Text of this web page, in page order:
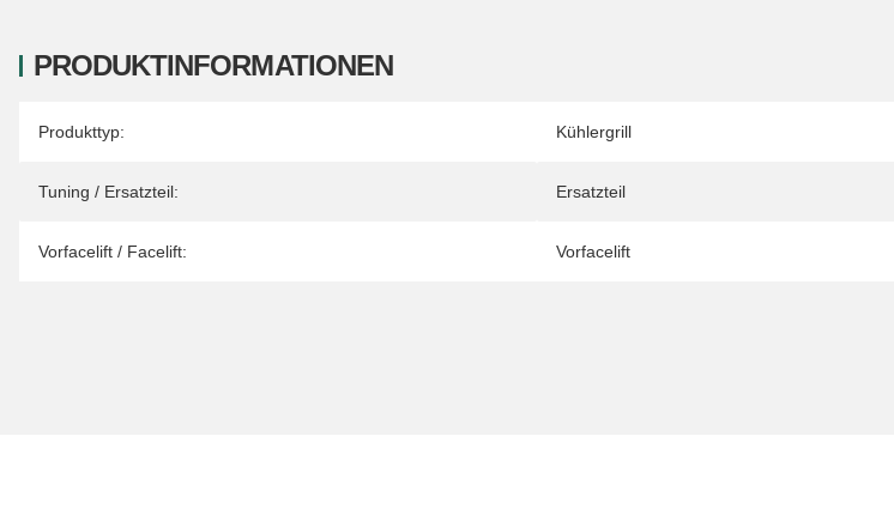
PRODUKTINFORMATIONEN
Produkteigenschaft
Wert
Produkttyp: Kühlergrill
Tuning / Ersatzteil: Ersatzteil
Vorfacelift / Facelift: Vorfacelift